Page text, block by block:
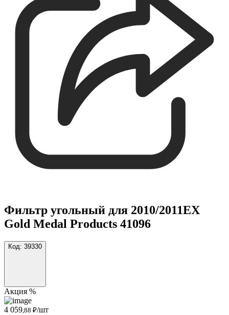
Фильтр угольный для 2010/2011EX
Gold Medal Products 41096
Код: 39330
Акция %
4 059 ,88 ₽/шт